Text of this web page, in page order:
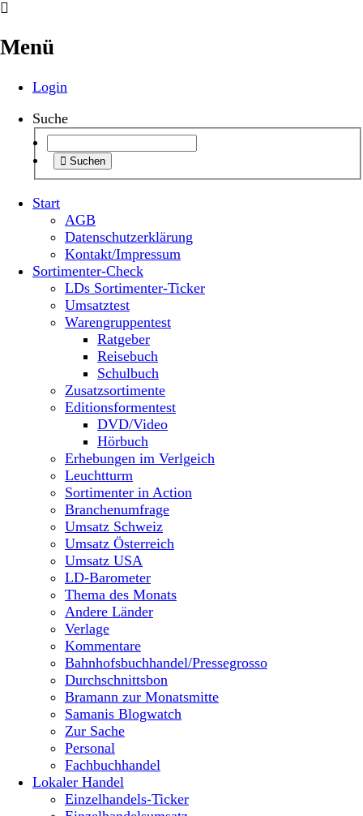
Menü
Login
Suche
Suchen
Start
AGB
Datenschutzerklärung
Kontakt/Impressum
Sortimenter-Check
LDs Sortimenter-Ticker
Umsatztest
Warengruppentest
Ratgeber
Reisebuch
Schulbuch
Zusatzsortimente
Editionsformentest
DVD/Video
Hörbuch
Erhebungen im Verlgeich
Leuchtturm
Sortimenter in Action
Branchenumfrage
Umsatz Schweiz
Umsatz Österreich
Umsatz USA
LD-Barometer
Thema des Monats
Andere Länder
Verlage
Kommentare
Bahnhofsbuchhandel/Pressegrosso
Durchschnittsbon
Bramann zur Monatsmitte
Samanis Blogwatch
Zur Sache
Personal
Fachbuchhandel
Lokaler Handel
Einzelhandels-Ticker